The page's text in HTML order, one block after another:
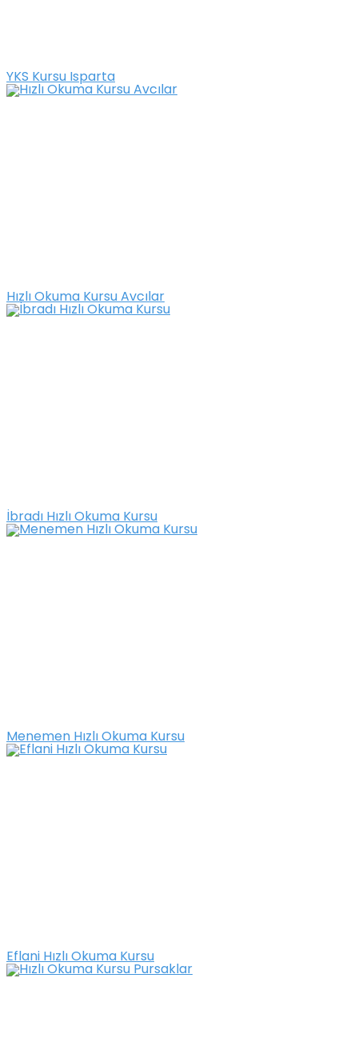
YKS Kursu Isparta
Hızlı Okuma Kursu Avcılar
İbradı Hızlı Okuma Kursu
Menemen Hızlı Okuma Kursu
Eflani Hızlı Okuma Kursu